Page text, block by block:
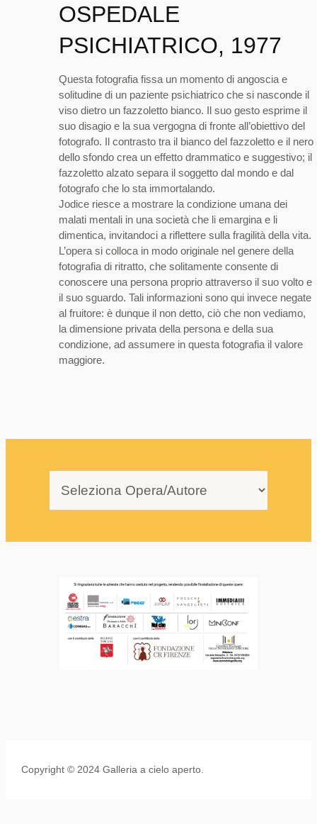
OSPEDALE
PSICHIATRICO, 1977
Questa fotografia fissa un momento di angoscia e
solitudine di un paziente psichiatrico che si nasconde il
viso dietro un fazzoletto bianco. Il suo gesto esprime il
suo disagio e la sua vergogna di fronte all’obiettivo del
fotografo. Il contrasto tra il bianco del fazzoletto e il nero
dello sfondo crea un effetto drammatico e suggestivo; il
fazzoletto alzato separa il soggetto dal mondo e dal
fotografo che lo sta immortalando.
Jodice riesce a mostrare la condizione umana dei
malati mentali in una società che li emargina e li
dimentica, invitandoci a riflettere sulla fragilità della vita.
L’opera si colloca in modo originale nel genere della
fotografia di ritratto, che solitamente consente di
conoscere una persona proprio attraverso il suo volto e
il suo sguardo. Tali informazioni sono qui invece negate
al fruitore: è dunque il non detto, ciò che non vediamo,
la dimensione privata della persona e della sua
condizione, ad assumere in questa fotografia il valore
maggiore.
Copyright © 2024 Galleria a cielo aperto.